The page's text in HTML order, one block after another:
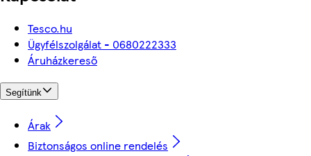
Tesco.hu
Ügyfélszolgálat - 0680222333
Áruházkereső
Segítünk
Árak
Biztonságos online rendelés